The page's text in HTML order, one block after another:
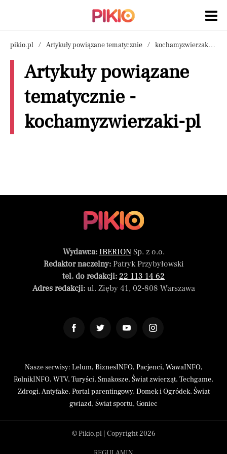
pikio.pl Artykuły powiązane tematycznie kochamyzwierzaki-pl
Artykuły powiązane
tematycznie -
kochamyzwierzaki-pl
Wydawca: IBERIONSp. z o.o.
Redaktor naczelny:Patryk Przybyłowski
tel. do redakcji: 22 113 14 62
Adres redakcji:ul. Zięby 41, 02-808 Warszawa
Nasze serwisy: Lelum, BiznesINFO, Pacjenci, WawaINFO,
RolnikINFO, WTV, Turyści, Smakosze, Świat zwierząt, Techgame,
Zdrogi,Antyfake, Portal parentingowy, Domek i Ogródek, Świat
gwiazd, Świat sportu, Goniec
© Pikio.pl | Copyright 2026